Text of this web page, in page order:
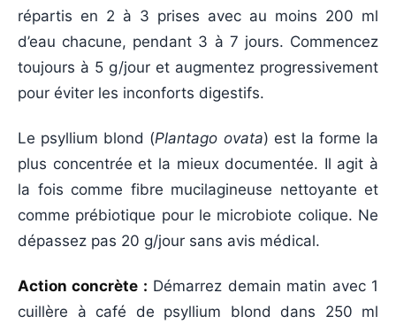
répartis en 2 à 3 prises avec au moins 200 ml
d’eau chacune, pendant 3 à 7 jours. Commencez
toujours à 5 g/jour et augmentez progressivement
pour éviter les inconforts digestifs.
Le psyllium blond (Plantago ovata) est la forme la
plus concentrée et la mieux documentée. Il agit à
la fois comme fibre mucilagineuse nettoyante et
comme prébiotique pour le microbiote colique. Ne
dépassez pas 20 g/jour sans avis médical.
Action concrète : Démarrez demain matin avec 1
cuillère à café de psyllium blond dans 250 ml